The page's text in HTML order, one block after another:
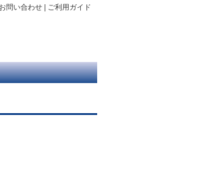
お問い合わせ ご利用ガイド